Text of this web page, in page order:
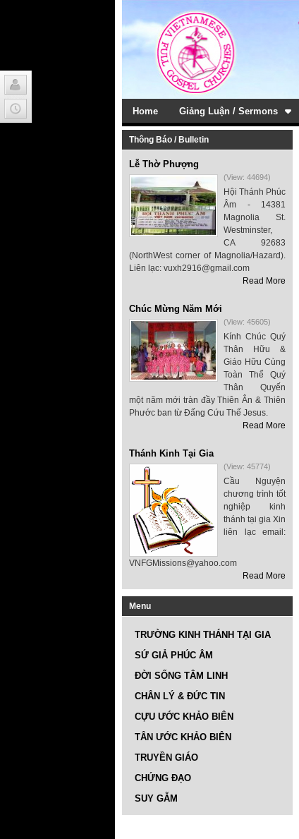
Home Giảng Luận / Sermons
Thông Báo / Bulletin
Lễ Thờ Phượng
(View: 44694)
Hội Thánh Phúc
Âm - 14381
Magnolia St.
Westminster,
CA 92683
(NorthWest corner of Magnolia/Hazard).
Liên lạc: vuxh2916@gmail.com
Read More
Chúc Mừng Năm Mới
(View: 45605)
Kính Chúc Quý
Thân Hữu &
Giáo Hữu Cùng
Toàn Thể Quý
Thân Quyến
một năm mới tràn đầy Thiên Ân & Thiên
Phước ban từ Đấng Cứu Thế Jesus.
Read More
Thánh Kinh Tại Gia
(View: 45774)
Cầu Nguyện
chương trình tốt
nghiệp kinh
thánh tại gia Xin
liên lạc email:
VNFGMissions@yahoo.com
Read More
Menu
TRƯỜNG KINH THÁNH TẠI GIA
SỨ GIẢ PHÚC ÂM
ĐỜI SỐNG TÂM LINH
CHÂN LÝ & ĐỨC TIN
CỰU ƯỚC KHẢO BIÊN
TÂN ƯỚC KHẢO BIÊN
TRUYỀN GIÁO
CHỨNG ĐẠO
SUY GẪM